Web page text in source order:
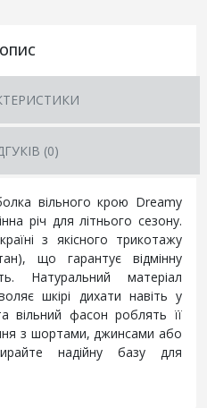
ОПИС
(0)
вільного крою Dreamу
річ для літнього сезону.
з якісного трикотажу
що гарантує відмінну
Натуральний матеріал
шкірі дихати навіть у
вільний фасон роблять її
з шортами, джинсами або
надійну базу для